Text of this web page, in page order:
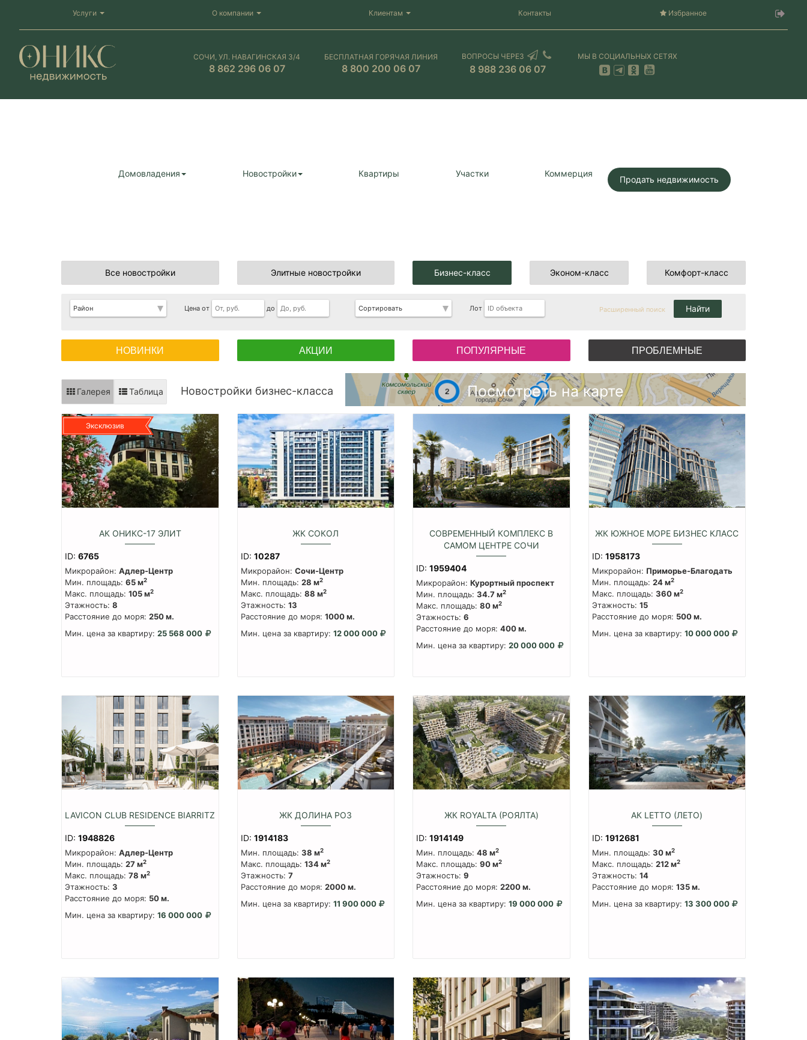
Услуги О компании Клиентам Контакты Избранное
СОЧИ, УЛ. НАВАГИНСКАЯ 3/4
8 862 296 06 07
БЕСПЛАТНАЯ ГОРЯЧАЯ ЛИНИЯ
8 800 200 06 07
ВОПРОСЫ ЧЕРЕЗ
8 988 236 06 07
МЫ В СОЦИАЛЬНЫХ СЕТЯХ
Домовладения Новостройки Квартиры Участки Коммерция
Продать недвижимость
Все новостройки Элитные новостройки Бизнес-класс Эконом-класс Комфорт-класс
Цена от до Лот Расширенный поиск
НОВИНКИ АКЦИИ ПОПУЛЯРНЫЕ ПРОБЛЕМНЫЕ
Галерея Таблица Новостройки бизнес-класса Посмотреть на карте
Эксклюзив
АК ОНИКС-17 ЭЛИТ
ID: 6765
Микрорайон: Адлер-Центр
Мин. площадь: 65 м2
Макс. площадь: 105 м2
Этажность: 8
Расстояние до моря: 250 м.
Мин. цена за квартиру: 25 568 000
ЖК СОКОЛ
ID: 10287
Микрорайон: Сочи-Центр
Мин. площадь: 28 м2
Макс. площадь: 88 м2
Этажность: 13
Расстояние до моря: 1000 м.
Мин. цена за квартиру: 12 000 000
СОВРЕМЕННЫЙ КОМПЛЕКС В
САМОМ ЦЕНТРЕ СОЧИ
ID: 1959404
Микрорайон: Курортный проспект
Мин. площадь: 34.7 м2
Макс. площадь: 80 м2
Этажность: 6
Расстояние до моря: 400 м.
Мин. цена за квартиру: 20 000 000
ЖК ЮЖНОЕ МОРЕ БИЗНЕС КЛАСС
ID: 1958173
Микрорайон: Приморье-Благодать
Мин. площадь: 24 м2
Макс. площадь: 360 м2
Этажность: 15
Расстояние до моря: 500 м.
Мин. цена за квартиру: 10 000 000
LAVICON CLUB RESIDENCE BIARRITZ
ID: 1948826
Микрорайон: Адлер-Центр
Мин. площадь: 27 м2
Макс. площадь: 78 м2
Этажность: 3
Расстояние до моря: 50 м.
Мин. цена за квартиру: 16 000 000
ЖК ДОЛИНА РОЗ
ID: 1914183
Мин. площадь: 38 м2
Макс. площадь: 134 м2
Этажность: 7
Расстояние до моря: 2000 м.
Мин. цена за квартиру: 11 900 000
ЖК ROYALTA (РОЯЛТА)
ID: 1914149
Мин. площадь: 48 м2
Макс. площадь: 90 м2
Этажность: 9
Расстояние до моря: 2200 м.
Мин. цена за квартиру: 19 000 000
АК LETTO (ЛЕТО)
ID: 1912681
Мин. площадь: 30 м2
Макс. площадь: 212 м2
Этажность: 14
Расстояние до моря: 135 м.
Мин. цена за квартиру: 13 300 000